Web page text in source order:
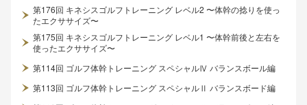
第176回 キネシスゴルフトレーニング レベル2 〜体幹の捻りを使っ
たエクササイズ〜
第175回 キネシスゴルフトレーニング レベル1 〜体幹前後と左右を
使ったエクササイズ〜
第114回 ゴルフ体幹トレーニング スペシャルⅣ バランスボール編
第113回 ゴルフ体幹トレーニング スペシャルⅡ バランスボード編